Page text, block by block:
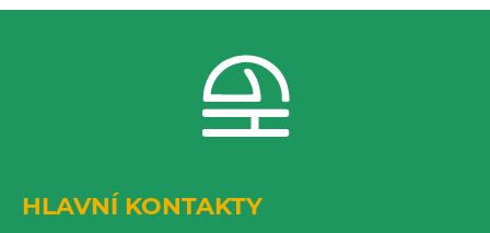
HLAVNÍ KONTAKTY